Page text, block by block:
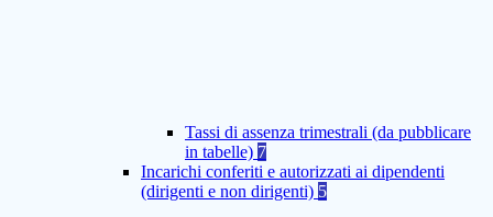
Tassi di assenza trimestrali (da pubblicare
in tabelle) 7
Incarichi conferiti e autorizzati ai dipendenti
(dirigenti e non dirigenti) 5